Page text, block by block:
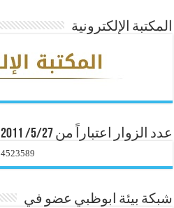
المكتبة الإلكترونية
عدد الزوار اعتباراً من 5/27/ 2011
4523589
شبكة بيئة ابوظبي عضو في